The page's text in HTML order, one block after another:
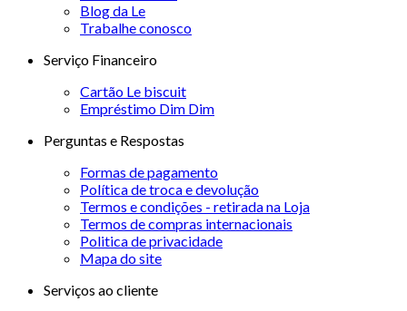
Blog da Le
Trabalhe conosco
Serviço Financeiro
Cartão Le biscuit
Empréstimo Dim Dim
Perguntas e Respostas
Formas de pagamento
Política de troca e devolução
Termos e condições - retirada na Loja
Termos de compras internacionais
Politica de privacidade
Mapa do site
Serviços ao cliente